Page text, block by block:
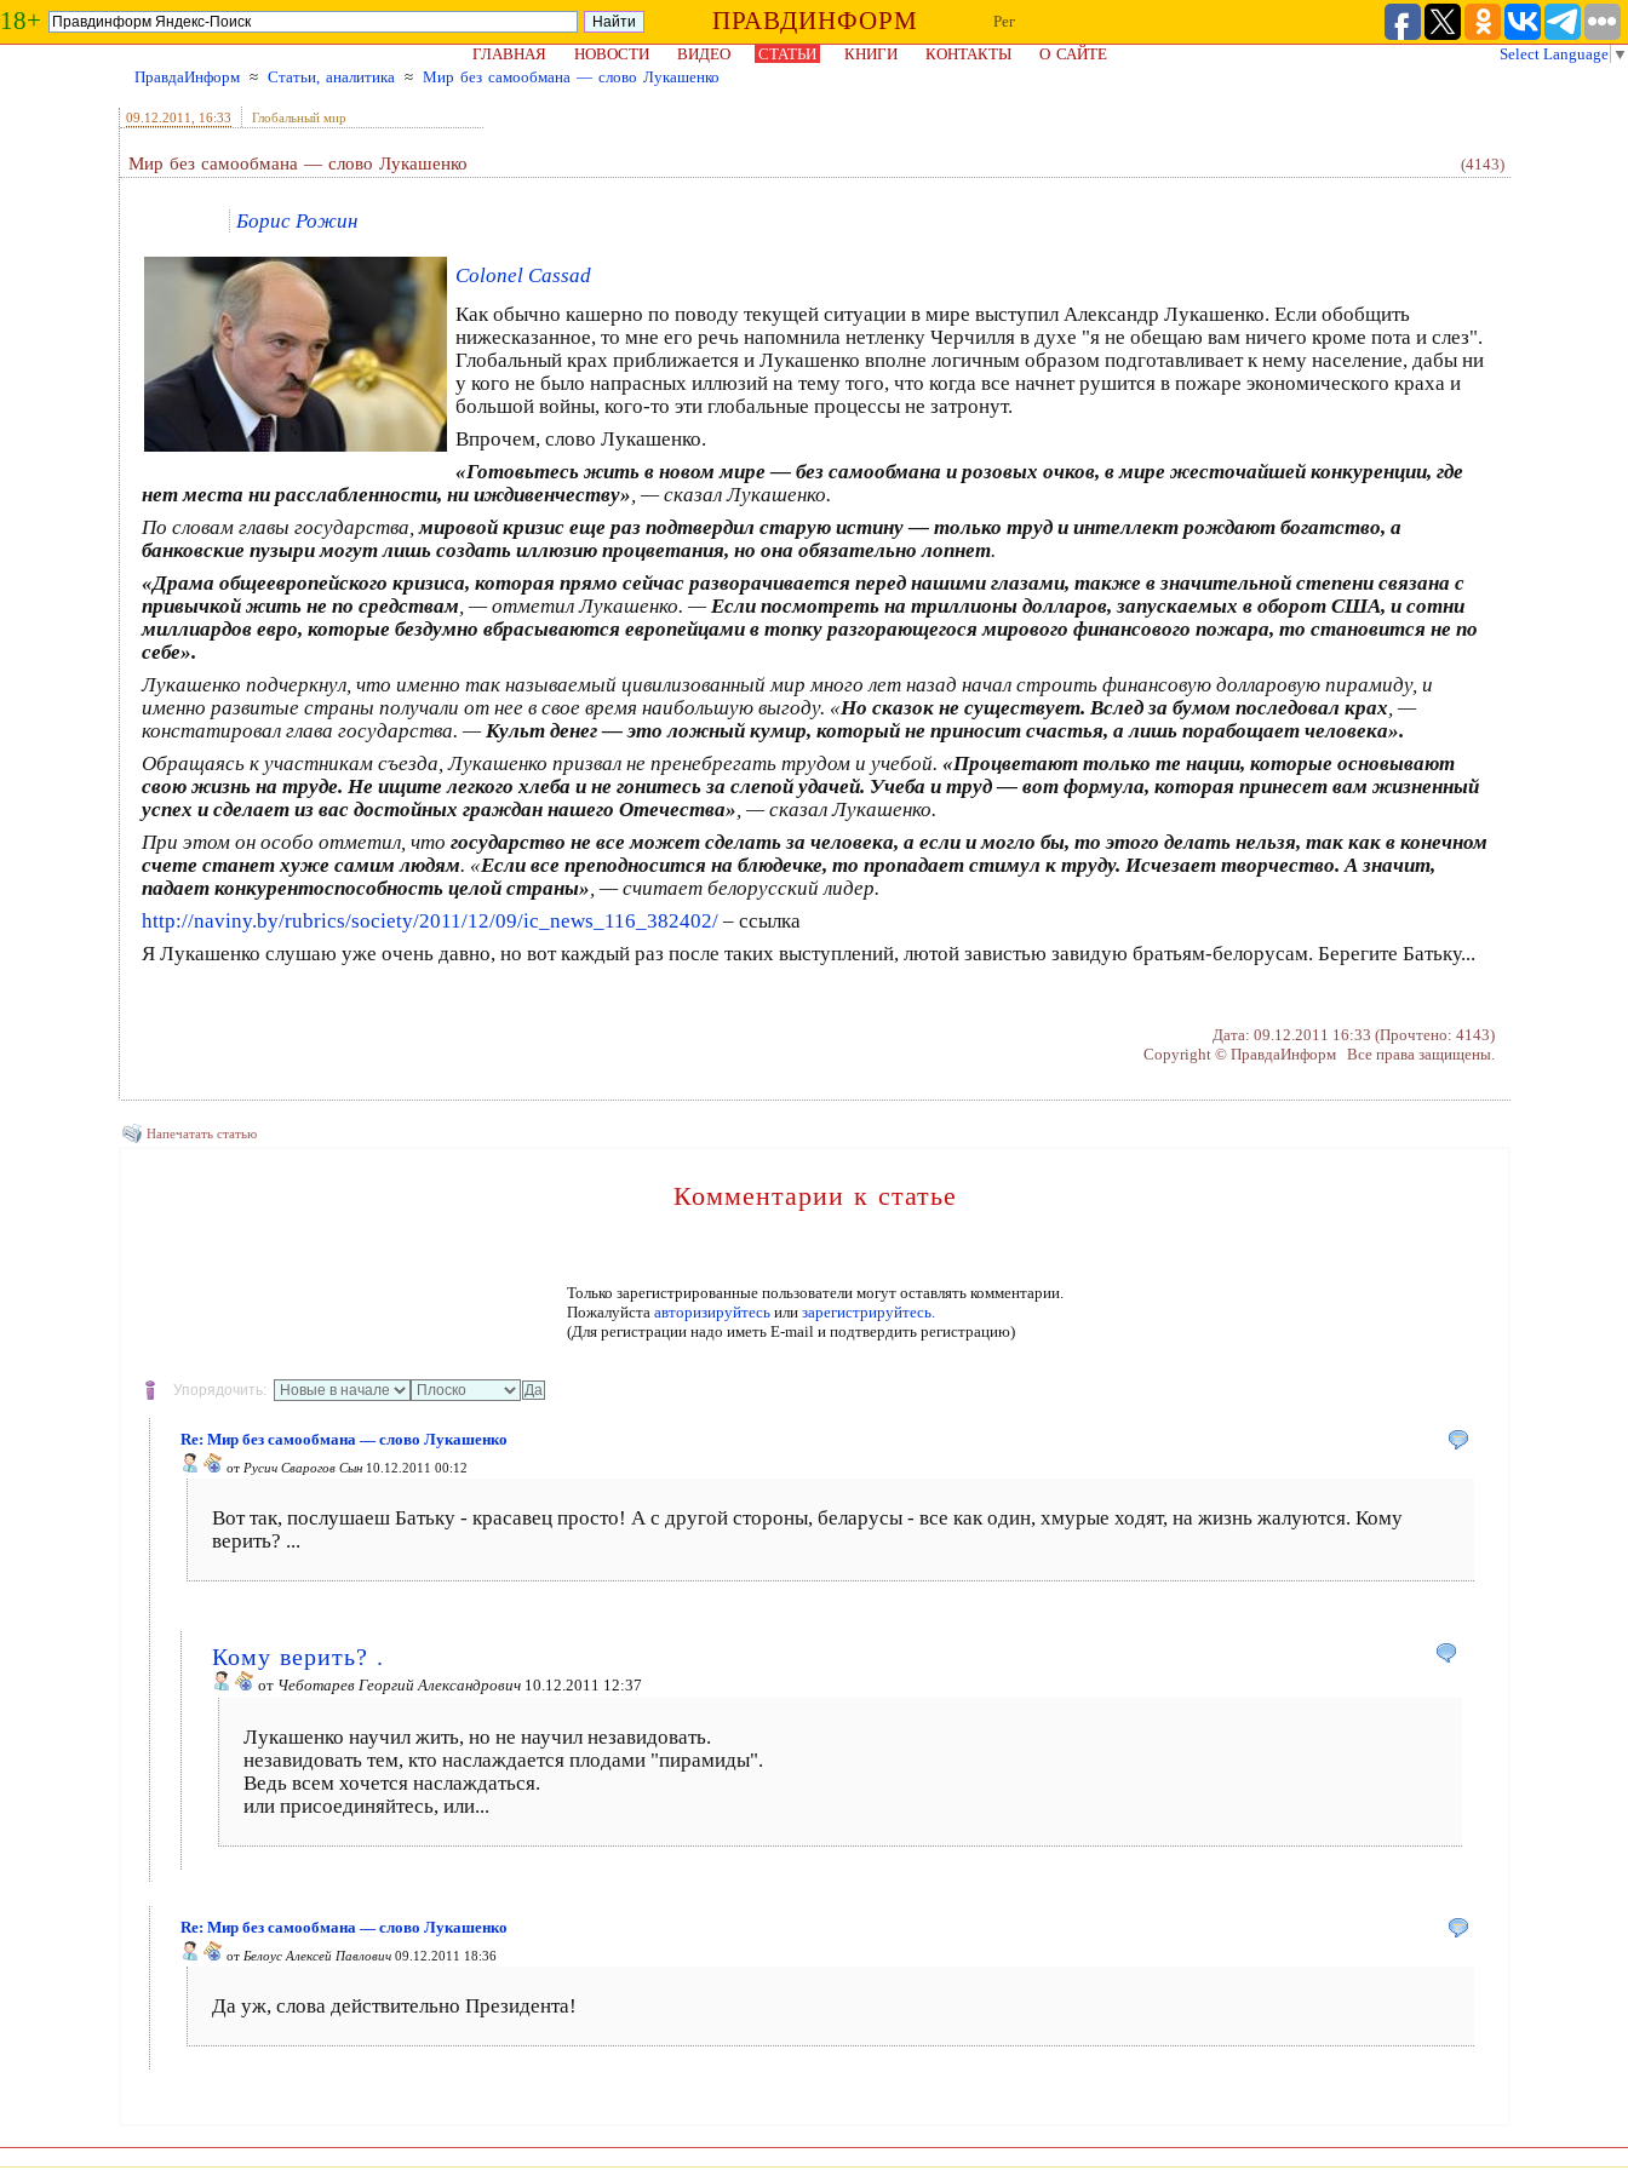
18+ ПРАВДИНФОРМ
Рег
ГЛАВНАЯ
НОВОСТИ ВИДЕО СТАТЬИ КНИГИ КОНТАКТЫ О САЙТЕ Select Language ▼
ПравдаИнформ ≈ Статьи, аналитика ≈ Мир без самообмана — слово Лукашенко
09.12.2011 , 16:33 Глобальный мир
Мир без самообмана — слово Лукашенко (4143)
Борис Рожин
Colonel Cassad
Как обычно кашерно по поводу текущей ситуации в мире выступил Александр Лукашенко. Если обобщить
нижесказанное, то мне его речь напомнила нетленку Черчилля в духе "я не обещаю вам ничего кроме пота и слез".
Глобальный крах приближается и Лукашенко вполне логичным образом подготавливает к нему население, дабы ни
у кого не было напрасных иллюзий на тему того, что когда все начнет рушится в пожаре экономического краха и
большой войны, кого-то эти глобальные процессы не затронут.
Впрочем, слово Лукашенко.
«Готовьтесь жить в новом мире — без самообмана и розовых очков, в мире жесточайшей конкуренции, где
нет места ни расслабленности, ни иждивенчеству», — сказал Лукашенко.
По словам главы государства,мировой кризис еще раз подтвердил старую истину — только труд и интеллект рождают богатство, а
банковские пузыри могут лишь создать иллюзию процветания, но она обязательно лопнет.
«Драма общеевропейского кризиса, которая прямо сейчас разворачивается перед нашими глазами, также в значительной степени связана с
привычкой жить не по средствам, — отметил Лукашенко. —Если посмотреть на триллионы долларов, запускаемых в оборот США, и сотни
миллиардов евро, которые бездумно вбрасываются европейцами в топку разгорающегося мирового финансового пожара, то становится не по
себе».
Лукашенко подчеркнул, что именно так называемый цивилизованный мир много лет назад начал строить финансовую долларовую пирамиду, и
именно развитые страны получали от нее в свое время наибольшую выгоду. «Но сказок не существует. Вслед за бумом последовал крах, —
констатировал глава государства. —Культ денег — это ложный кумир, который не приносит счастья, а лишь порабощает человека».
Обращаясь к участникам съезда, Лукашенко призвал не пренебрегать трудом и учебой. «Процветают только те нации, которые основывают
свою жизнь на труде. Не ищите легкого хлеба и не гонитесь за слепой удачей. Учеба и труд — вот формула, которая принесет вам жизненный
успех и сделает из вас достойных граждан нашего Отечества», — сказал Лукашенко.
При этом он особо отметил, что государство не все может сделать за человека, а если и могло бы, то этого делать нельзя, так как в конечном
счете станет хуже самим людям. «Если все преподносится на блюдечке, то пропадает стимул к труду. Исчезает творчество. А значит,
падает конкурентоспособность целой страны», — считает белорусский лидер.
http://naviny.by/rubrics/society/2011/12/09/ic_news_116_382402/ – ссылка
Я Лукашенко слушаю уже очень давно, но вот каждый раз после таких выступлений, лютой завистью завидую братьям-белорусам. Берегите Батьку...
Дата: 09.12.2011 16:33 (Прочтено: 4143)
Copyright © ПравдаИнформ Все права защищены.
Напечатать статью
Комментарии к статье
Только зарегистрированные пользователи могут оставлять комментарии.
Пожалуйста авторизируйтесьили зарегистрируйтесь.
(Для регистрации надо иметь E-mail и подтвердить регистрацию)
Упорядочить:
Re: Мир без самообмана — слово Лукашенко
от Русич Сварогов Сын 10.12.2011 00:12
Вот так, послушаеш Батьку - красавец просто! А с другой стороны, беларусы - все как один, хмурые ходят, на жизнь жалуются. Кому
верить? ...
Кому верить? .
от Чеботарев Георгий Александрович 10.12.2011 12:37
Лукашенко научил жить, но не научил незавидовать.
незавидовать тем, кто наслаждается плодами "пирамиды".
Ведь всем хочется наслаждаться.
или присоединяйтесь, или...
Re: Мир без самообмана — слово Лукашенко
от Белоус Алексей Павлович 09.12.2011 18:36
Да уж, слова действительно Президента!